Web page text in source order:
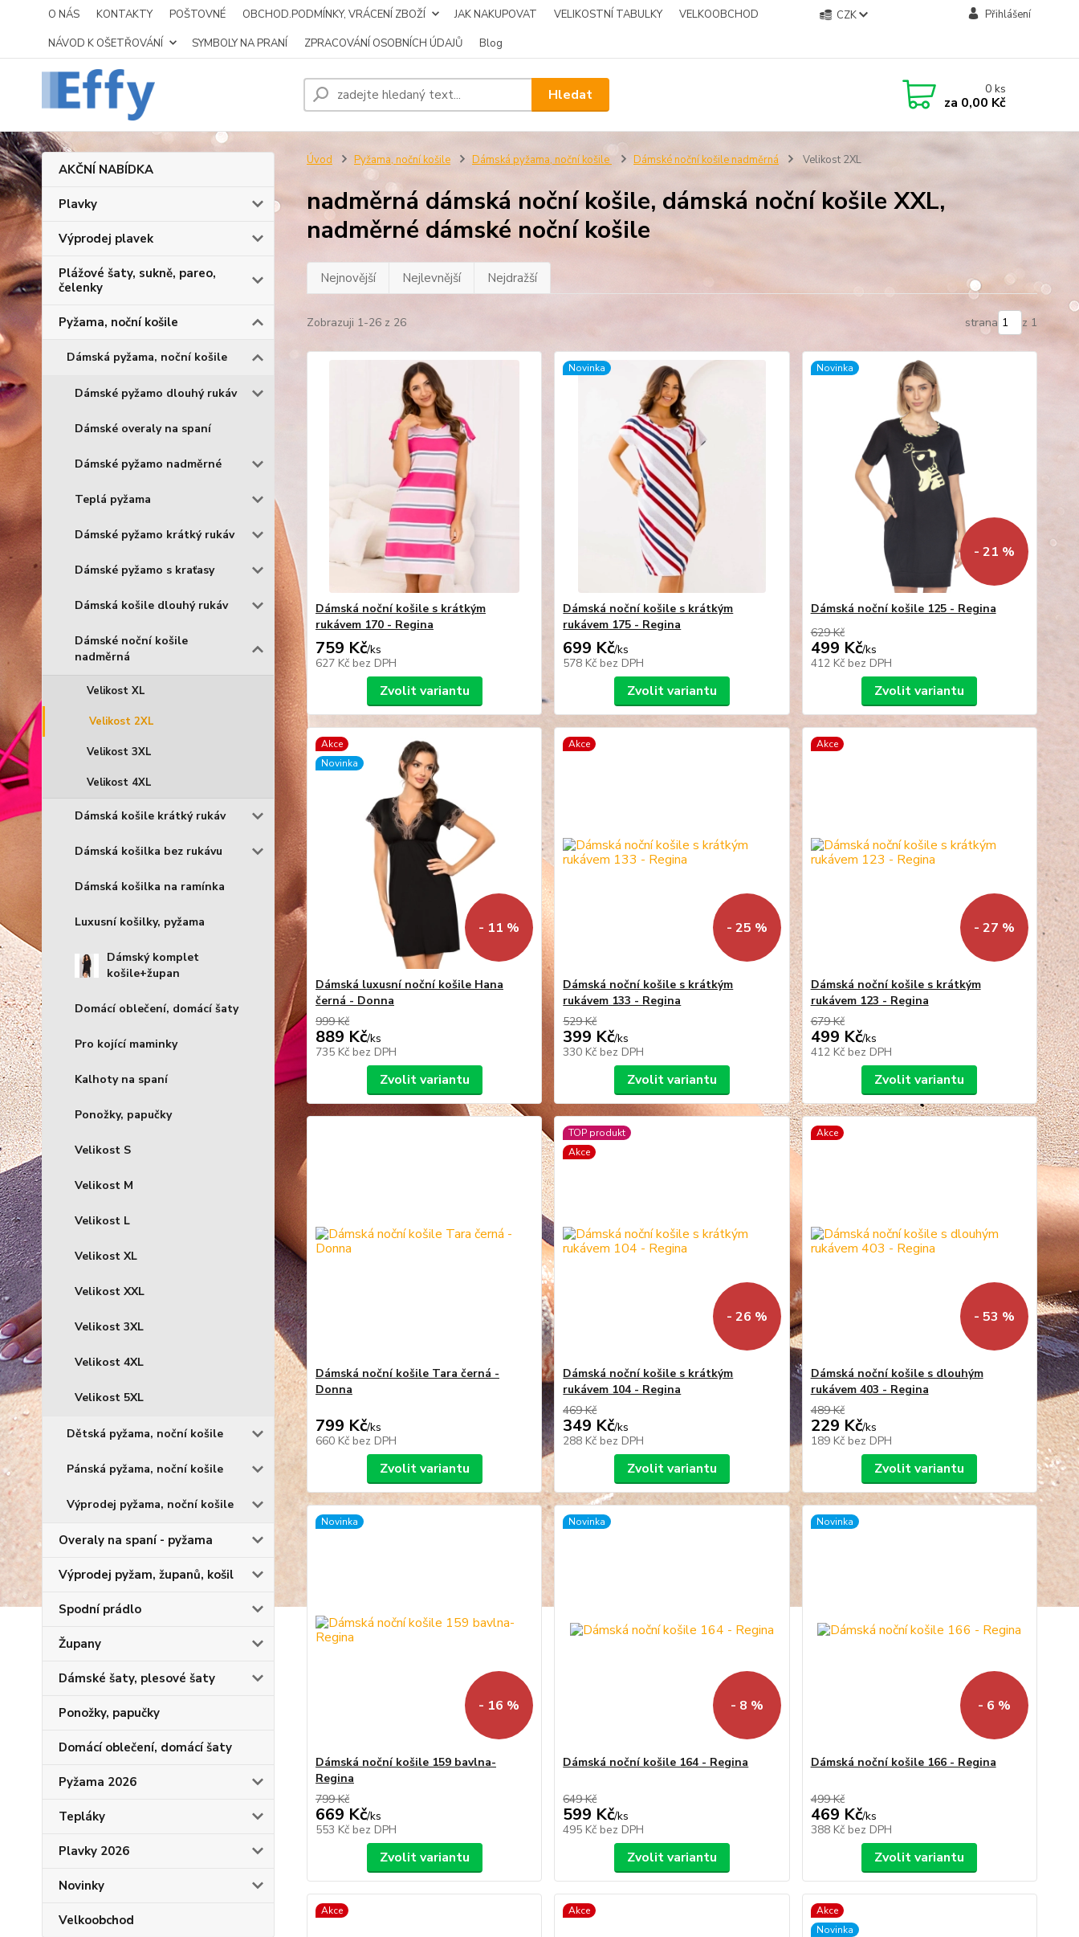
O NÁS KONTAKTY POŠTOVNÉ OBCHOD.PODMÍNKY, VRÁCENÍ ZBOŽÍ JAK NAKUPOVAT VELIKOSTNÍ TABULKY
VELKOOBCHOD
NÁVOD K OŠETŘOVÁNÍ
SYMBOLY NA PRANÍ ZPRACOVÁNÍ OSOBNÍCH ÚDAJŮ Blog
CZK Přihlášení
Hledat 0ks
za 0,00 Kč
AKČNÍ NABÍDKA
Plavky
Výprodej plavek
Plážové šaty, sukně, pareo,
čelenky
Pyžama, noční košile
Dámská pyžama, noční košile
Dámské pyžamo dlouhý rukáv
Dámské overaly na spaní
Dámské pyžamo nadměrné
Teplá pyžama
Dámské pyžamo krátký rukáv
Dámské pyžamo s kraťasy
Dámská košile dlouhý rukáv
Dámské noční košile
nadměrná
Velikost XL
Velikost 2XL
Velikost 3XL
Velikost 4XL
Dámská košile krátký rukáv
Dámská košilka bez rukávu
Dámská košilka na ramínka
Luxusní košilky, pyžama
Dámský komplet
košile+župan
Domácí oblečení, domácí šaty
Pro kojící maminky
Kalhoty na spaní
Ponožky, papučky
Velikost S
Velikost M
Velikost L
Velikost XL
Velikost XXL
Velikost 3XL
Velikost 4XL
Velikost 5XL
Dětská pyžama, noční košile
Pánská pyžama, noční košile
Výprodej pyžama, noční košile
Overaly na spaní - pyžama
Výprodej pyžam, županů, košil
Spodní prádlo
Župany
Dámské šaty, plesové šaty
Ponožky, papučky
Domácí oblečení, domácí šaty
Pyžama 2026
Tepláky
Plavky 2026
Novinky
Velkoobchod
Úvod Pyžama, noční košile Dámská pyžama, noční košile Dámské noční košile nadměrná Velikost 2XL
nadměrná dámská noční košile, dámská noční košile XXL,
nadměrné dámské noční košile
Nejnovější Nejlevnější Nejdražší
Zobrazuji 1-26 z 26 strana z 1
Dámská noční košile s krátkým
rukávem 170 - Regina
759 Kč/ks
627 Kč bez DPH
Zvolit variantu
Novinka
Dámská noční košile s krátkým
rukávem 175 - Regina
699 Kč/ks
578 Kč bez DPH
Zvolit variantu
Novinka
- 21 %
Dámská noční košile 125 - Regina
629 Kč
499 Kč/ks
412 Kč bez DPH
Zvolit variantu
Akce
Novinka
- 11 %
Dámská luxusní noční košile Hana
černá - Donna
999 Kč
889 Kč/ks
735 Kč bez DPH
Zvolit variantu
Akce
- 25 %
Dámská noční košile s krátkým
rukávem 133 - Regina
529 Kč
399 Kč/ks
330 Kč bez DPH
Zvolit variantu
Akce
- 27 %
Dámská noční košile s krátkým
rukávem 123 - Regina
679 Kč
499 Kč/ks
412 Kč bez DPH
Zvolit variantu
Dámská noční košile Tara černá -
Donna
799 Kč/ks
660 Kč bez DPH
Zvolit variantu
TOP produkt
Akce
- 26 %
Dámská noční košile s krátkým
rukávem 104 - Regina
469 Kč
349 Kč/ks
288 Kč bez DPH
Zvolit variantu
Akce
- 53 %
Dámská noční košile s dlouhým
rukávem 403 - Regina
489 Kč
229 Kč/ks
189 Kč bez DPH
Zvolit variantu
Novinka
- 16 %
Dámská noční košile 159 bavlna-
Regina
799 Kč
669 Kč/ks
553 Kč bez DPH
Zvolit variantu
Novinka
- 8 %
Dámská noční košile 164 - Regina
649 Kč
599 Kč/ks
495 Kč bez DPH
Zvolit variantu
Novinka
- 6 %
Dámská noční košile 166 - Regina
499 Kč
469 Kč/ks
388 Kč bez DPH
Zvolit variantu
Akce Akce
Akce
Novinka